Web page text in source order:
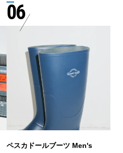
06
ペスカドールブーツ Men's